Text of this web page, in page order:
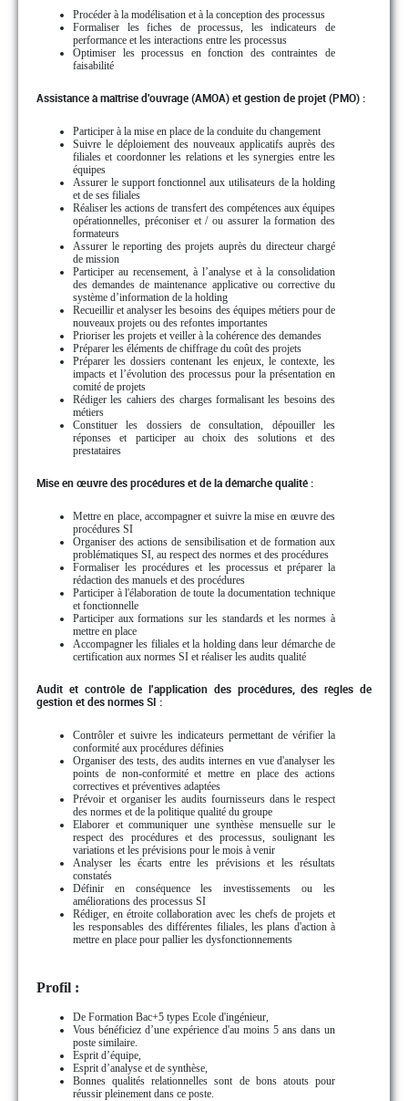
Procéder à la modélisation et à la conception des processus
Formaliser les fiches de processus, les indicateurs de
performance et les interactions entre les processus
Optimiser les processus en fonction des contraintes de
faisabilité
Assistance à maîtrise d'ouvrage (AMOA) et gestion de projet (PMO) :
Participer à la mise en place de la conduite du changement
Suivre le déploiement des nouveaux applicatifs auprès des
filiales et coordonner les relations et les synergies entre les
équipes
Assurer le support fonctionnel aux utilisateurs de la holding
et de ses filiales
Réaliser les actions de transfert des compétences aux équipes
opérationnelles, préconiser et / ou assurer la formation des
formateurs
Assurer le reporting des projets auprès du directeur chargé
de mission
Participer au recensement, à l’analyse et à la consolidation
des demandes de maintenance applicative ou corrective du
système d’information de la holding
Recueillir et analyser les besoins des équipes métiers pour de
nouveaux projets ou des refontes importantes
Prioriser les projets et veiller à la cohérence des demandes
Préparer les éléments de chiffrage du coût des projets
Préparer les dossiers contenant les enjeux, le contexte, les
impacts et l’évolution des processus pour la présentation en
comité de projets
Rédiger les cahiers des charges formalisant les besoins des
métiers
Constituer les dossiers de consultation, dépouiller les
réponses et participer au choix des solutions et des
prestataires
Mise en œuvre des procédures et de la démarche qualité :
Mettre en place, accompagner et suivre la mise en œuvre des
procédures SI
Organiser des actions de sensibilisation et de formation aux
problématiques SI, au respect des normes et des procédures
Formaliser les procédures et les processus et préparer la
rédaction des manuels et des procédures
Participer à l'élaboration de toute la documentation technique
et fonctionnelle
Participer aux formations sur les standards et les normes à
mettre en place
Accompagner les filiales et la holding dans leur démarche de
certification aux normes SI et réaliser les audits qualité
Audit et contrôle de l'application des procédures, des règles de
gestion et des normes SI :
Contrôler et suivre les indicateurs permettant de vérifier la
conformité aux procédures définies
Organiser des tests, des audits internes en vue d'analyser les
points de non-conformité et mettre en place des actions
correctives et préventives adaptées
Prévoir et organiser les audits fournisseurs dans le respect
des normes et de la politique qualité du groupe
Elaborer et communiquer une synthèse mensuelle sur le
respect des procédures et des processus, soulignant les
variations et les prévisions pour le mois à venir
Analyser les écarts entre les prévisions et les résultats
constatés
Définir en conséquence les investissements ou les
améliorations des processus SI
Rédiger, en étroite collaboration avec les chefs de projets et
les responsables des différentes filiales, les plans d'action à
mettre en place pour pallier les dysfonctionnements
Profil :
De Formation Bac+5 types Ecole d'ingénieur,
Vous bénéficiez d’une expérience d'au moins 5 ans dans un
poste similaire.
Esprit d’équipe,
Esprit d’analyse et de synthèse,
Bonnes qualités relationnelles sont de bons atouts pour
réussir pleinement dans ce poste.